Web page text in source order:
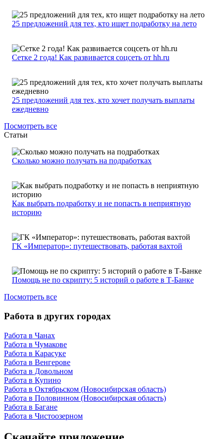
25 предложений для тех, кто ищет подработку на лето
Сетке 2 года! Как развивается соцсеть от hh.ru
25 предложений для тех, кто хочет получать выплаты
ежедневно
Посмотреть все
Статьи
Сколько можно получать на подработках
Как выбрать подработку и не попасть в неприятную
историю
ГК «Император»: путешествовать, работая вахтой
Помощь не по скрипту: 5 историй о работе в Т-Банке
Посмотреть все
Работа в других городах
Работа в Чанах
Работа в Чумакове
Работа в Карасуке
Работа в Венгерове
Работа в Довольном
Работа в Купино
Работа в Октябрьском (Новосибирская область)
Работа в Половинном (Новосибирская область)
Работа в Багане
Работа в Чистоозерном